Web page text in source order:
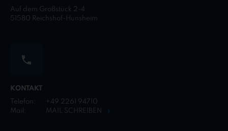
Auf dem Großstück 2-4
51580 Reichshof-Hunsheim
KONTAKT
Telefon:
+49 2261 94710
Mail:
MAIL SCHREIBEN